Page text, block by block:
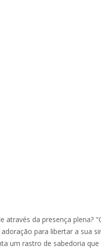
através da presença plena?
para libertar a sua
um rastro de sabedoria